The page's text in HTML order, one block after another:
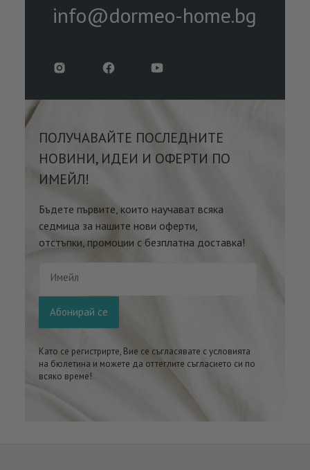
info@dormeo-home.bg
ПОЛУЧАВАЙТЕ ПОСЛЕДНИТЕ
НОВИНИ, ИДЕИ И ОФЕРТИ ПО
ИМЕЙЛ!
Бъдете първите, които научават всяка
седмица за нашите нови оферти,
отстъпки, промоции с безплатна доставка!
Имейл
Абонирай се
Като се регистрирте, Вие се съгласявате с условията
на бюлетина и можете да оттеглите съгласието си по
всяко време!